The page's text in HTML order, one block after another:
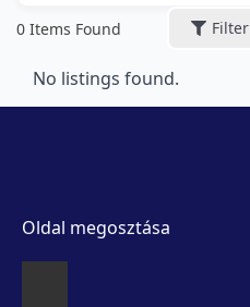
0 Items Found Filter
No listings found.
Oldal megosztása